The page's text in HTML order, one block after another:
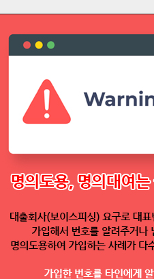
total2573articles